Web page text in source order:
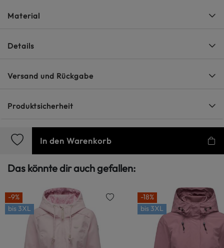
Material
Details
Versand und Rückgabe
Produktsicherheit
In den Warenkorb
Das könnte dir auch gefallen:
-9%
bis 3XL
-18%
bis 3XL